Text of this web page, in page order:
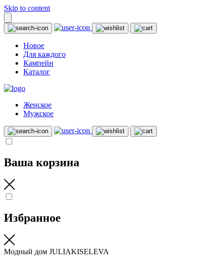
Skip to content
Новое
Для каждого
Кампейн
Каталог
Женское
Мужское
Ваша корзина
Избранное
Модный дом JULIAKISELEVA